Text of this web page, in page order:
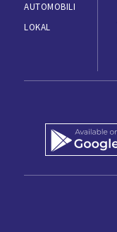
AUTOMOBILI
LOKAL